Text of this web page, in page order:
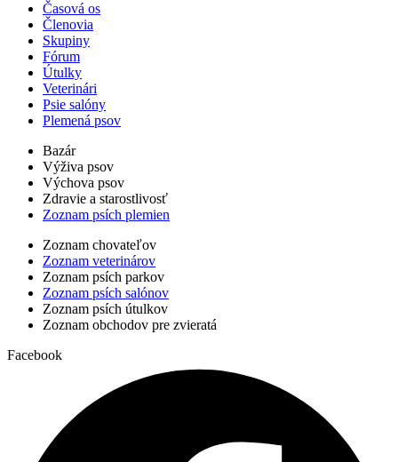
Časová os
Členovia
Skupiny
Fórum
Útulky
Veterinári
Psie salóny
Plemená psov
Bazár
Výživa psov
Výchova psov
Zdravie a starostlivosť
Zoznam psích plemien
Zoznam chovateľov
Zoznam veterinárov
Zoznam psích parkov
Zoznam psích salónov
Zoznam psích útulkov
Zoznam obchodov pre zvieratá
Facebook